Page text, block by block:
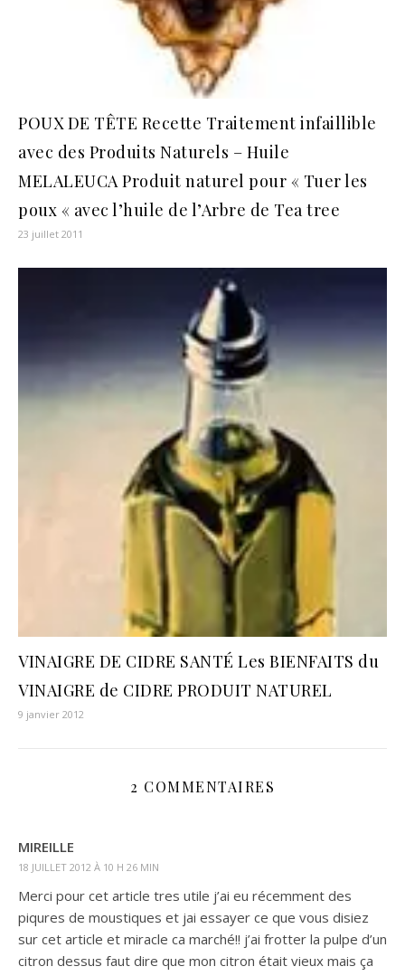
POUX DE TÊTE Recette Traitement infaillible
avec des Produits Naturels – Huile
MELALEUCA Produit naturel pour « Tuer les
poux « avec l’huile de l’Arbre de Tea tree
23 juillet 2011
VINAIGRE DE CIDRE SANTÉ Les BIENFAITS du
VINAIGRE de CIDRE PRODUIT NATUREL
9 janvier 2012
2 COMMENTAIRES
MIREILLE
18 JUILLET 2012 À 10 H 26 MIN
Merci pour cet article tres utile j’ai eu récemment des
piqures de moustiques et jai essayer ce que vous disiez
sur cet article et miracle ca marché!! j’ai frotter la pulpe d’un
citron dessus faut dire que mon citron était vieux mais ça